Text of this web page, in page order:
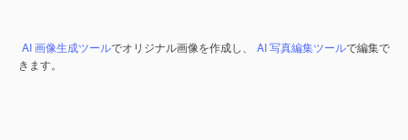
AI 画像生成ツールでオリジナル画像を作成し、 AI 写真編集ツールで編集で
きます。